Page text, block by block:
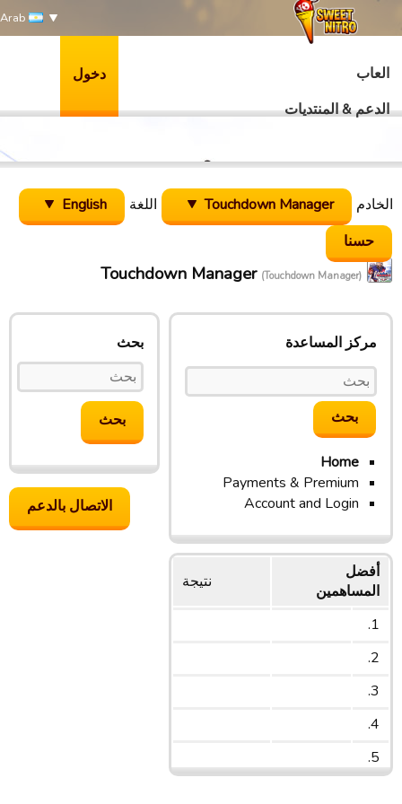
العاب
الدعم & المنتديات
دخول
الخادم Touchdown Manager اللغة English
Touchdown Manager (Touchdown Manager)
مركز المساعدة
Home
Payments & Premium
Account and Login
أفضل
المساهمين
نتیجة
1.
2.
3.
4.
5.
بحث
الاتصال بالدعم